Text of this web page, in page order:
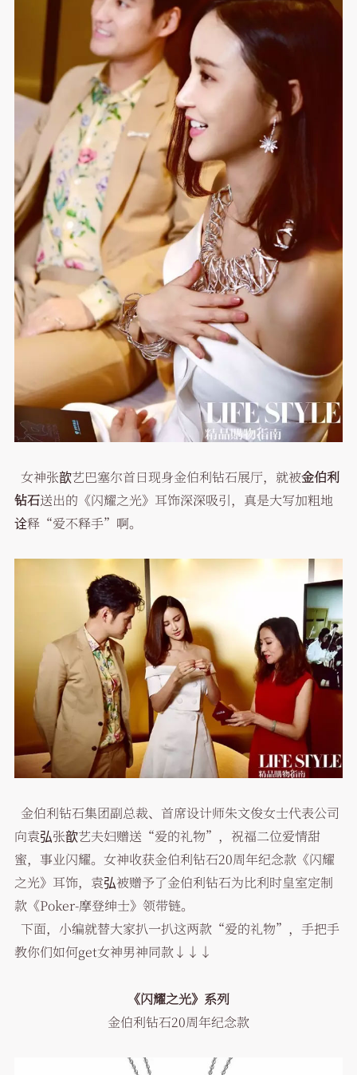
女神张歆艺巴塞尔首日现身金伯利钻石展厅，就被金伯利
钻石送出的《闪耀之光》耳饰深深吸引，真是大写加粗地
诠释“爱不释手”啊。
金伯利钻石集团副总裁、首席设计师朱文俊女士代表公司
向袁弘张歆艺夫妇赠送“爱的礼物”，祝福二位爱情甜
蜜，事业闪耀。女神收获金伯利钻石20周年纪念款《闪耀
之光》耳饰，袁弘被赠予了金伯利钻石为比利时皇室定制
款《Poker-摩登绅士》领带链。
下面，小编就替大家扒一扒这两款“爱的礼物”，手把手
教你们如何get女神男神同款↓↓↓
《闪耀之光》系列
金伯利钻石20周年纪念款